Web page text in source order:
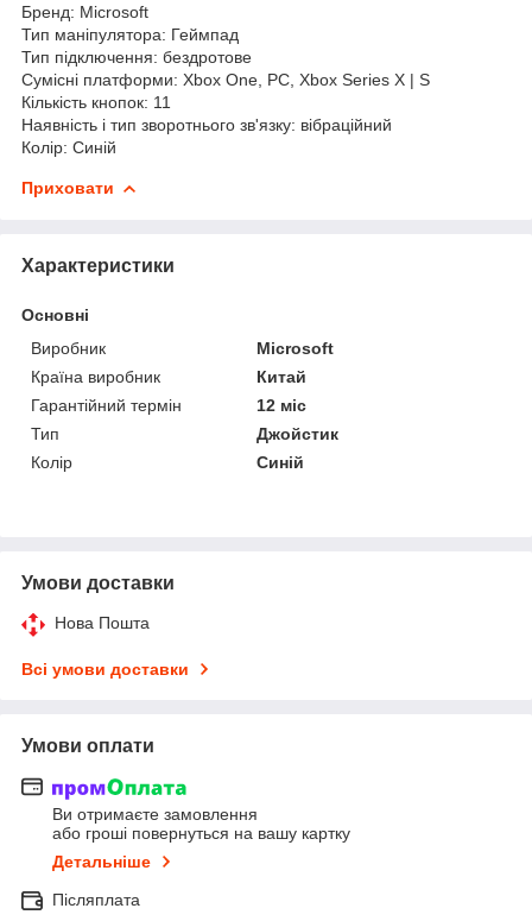
Бренд: Microsoft
Тип маніпулятора: Геймпад
Тип підключення: бездротове
Сумісні платформи: Xbox One, PC, Xbox Series X | S
Кількість кнопок: 11
Наявність і тип зворотнього зв'язку: вібраційний
Колір: Синій
Приховати
Характеристики
Основні
Виробник
Microsoft
Країна виробник
Китай
Гарантійний термін
12 міс
Тип
Джойстик
Колір
Синій
Умови доставки
Нова Пошта
Всі умови доставки
Умови оплати
Ви отримаєте замовлення
або гроші повернуться на вашу картку
Детальніше
Післяплата